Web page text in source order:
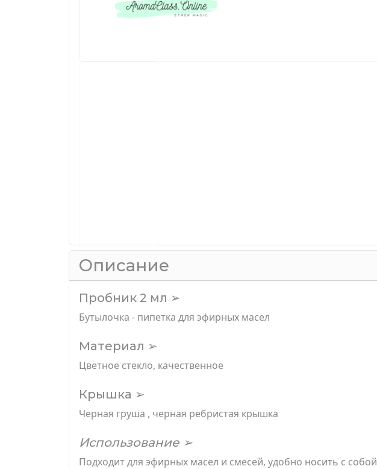
Описание
Пробник 2 мл ➢
Бутылочка - пипетка для эфирных масел
Материал ➢
Цветное стекло, качественное
Крышка ➢
Черная груша , черная ребристая крышка
Использование ➢
Подходит для эфирных масел и смесей, удобно носить с собой